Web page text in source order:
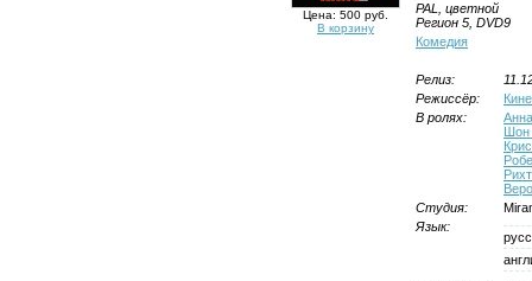
Цена: 500 руб.
В корзину
PAL, цветной
Регион 5, DVD9
Комедия
Релиз:
Режиссёр:
В ролях:
Шон
Студия:
Язык: